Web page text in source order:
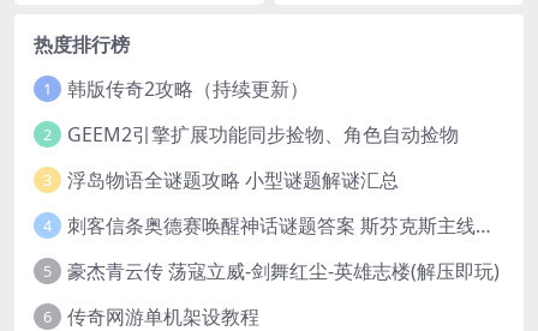
热度排行榜
1 韩版传奇2攻略（持续更新）
2 GEEM2引擎扩展功能同步捡物、角色自动捡物
3 浮岛物语全谜题攻略 小型谜题解谜汇总
4 刺客信条奥德赛唤醒神话谜题答案 斯芬克斯主线攻略
5 豪杰青云传 荡寇立威-剑舞红尘-英雄志楼(解压即玩)
6 传奇网游单机架设教程